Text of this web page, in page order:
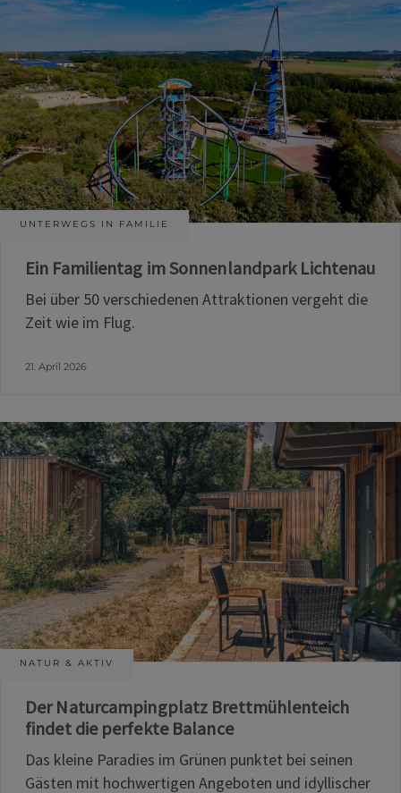
UNTERWEGS IN FAMILIE
Ein Familientag im Sonnenlandpark Lichtenau
Bei über 50 verschiedenen Attraktionen vergeht die
Zeit wie im Flug.
21. April 2026
NATUR & AKTIV
Der Naturcampingplatz Brettmühlenteich
findet die perfekte Balance
Das kleine Paradies im Grünen punktet bei seinen
Gästen mit hochwertigen Angeboten und idyllischer